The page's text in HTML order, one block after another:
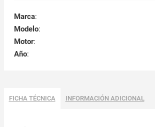
Marca:
Modelo:
Motor:
Año:
FICHA TÉCNICA INFORMACIÓN ADICIONAL